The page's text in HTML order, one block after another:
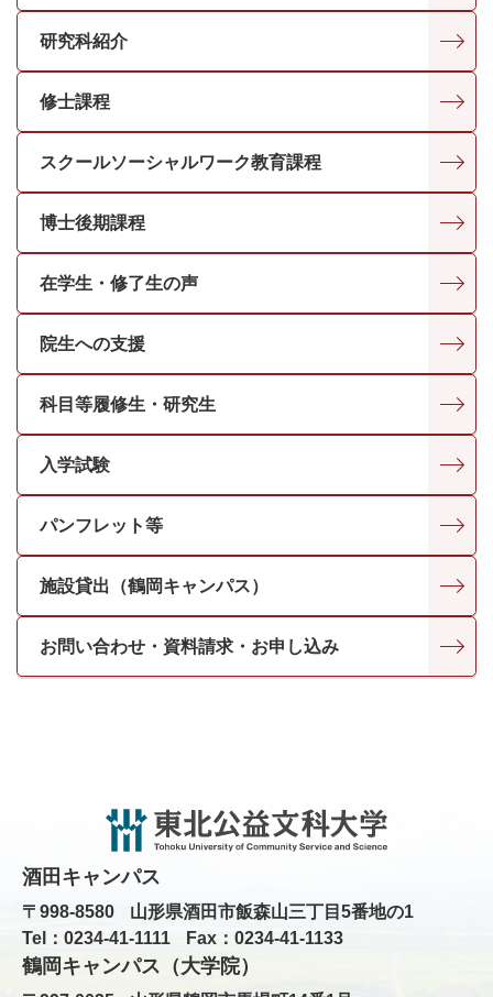
研究科紹介
修士課程
スクールソーシャルワーク教育課程
博士後期課程
在学生・修了生の声
院生への支援
科目等履修生・研究生
入学試験
パンフレット等
施設貸出（鶴岡キャンパス）
お問い合わせ・資料請求・お申し込み
酒田キャンパス
〒998-8580
山形県酒田市飯森山三丁目5番地の1
Tel：0234-41-1111
Fax：0234-41-1133
鶴岡キャンパス（大学院）